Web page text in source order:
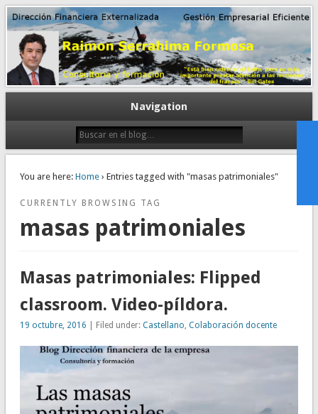
Dirección financiera de la PyME
Gestión empresarial eficiente. Dirección financiera externalizada.
Navigation
You are here: Home› Entries tagged with "masas patrimoniales"
CURRENTLY BROWSING TAG
masas patrimoniales
Masas patrimoniales: Flipped
classroom. Video-píldora.
19 octubre, 2016 | Filed under: Castellano, Colaboración docente